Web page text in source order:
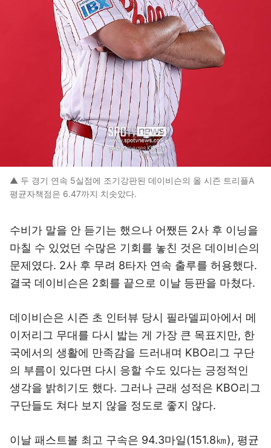
▲ 두 경기 연속 5실점에 조기강판된 데이비슨의 올 시즌 트리플A
평균자책점은 6.47까지 치솟았다.
수비가 말을 안 듣기는 했으나 어쨌든 2사 후 이닝을
마칠 수 있었던 수많은 기회를 놓친 것은 데이비슨의
문제였다. 2사 후 무려 8타자 연속 출루를 허용했다.
결국 데이비슨은 2회를 끝으로 이날 등판을 마쳤다.
데이비슨은 시즌 초 인터뷰 당시 필라델피아에서 메
이저리그 무대를 다시 밟는 게 가장 큰 목표지만, 한
국에서의 생활에 만족감을 드러내며 KBO리그 구단
의 부름이 있다면 다시 응할 수도 있다는 긍정적인
생각을 밝히기도 했다. 그러나 근래 성적은 KBO리그
구단들도 쳐다 보지 않을 정도로 좋지 않다.
이날 패스트볼 최고 구속은 94.3마일(151.8㎞), 평균